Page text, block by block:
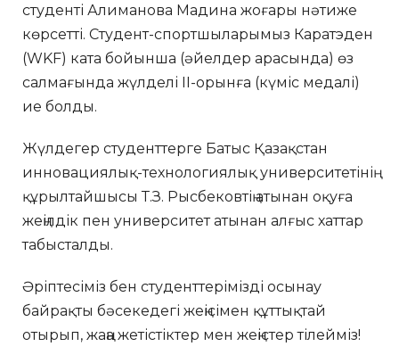
студенті Алиманова Мадина жоғары нәтиже
көрсетті. Студент-спортшыларымыз Каратэден
(WKF) ката бойынша (әйелдер арасында) өз
салмағында жүлделі II-орынға (күміс медалі)
ие болды.
Жүлдегер студенттерге Батыс Қазақстан
инновациялық-технологиялық университетінің
құрылтайшысы Т.З. Рысбековтің атынан оқуға
жеңілдік пен университет атынан алғыс хаттар
табысталды.
Әріптесіміз бен студенттерімізді осынау
байрақты бәсекедегі жеңісімен құттықтай
отырып, жаңа жетістіктер мен жеңістер тілейміз!